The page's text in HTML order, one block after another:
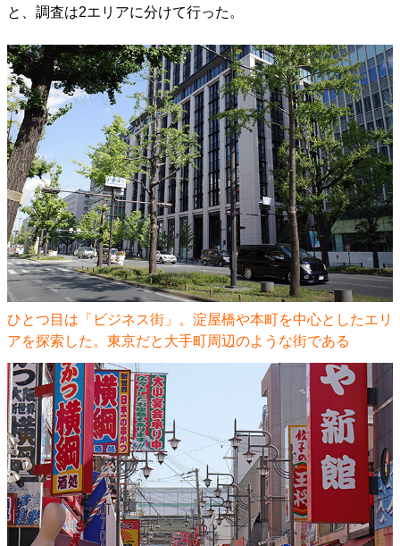
と、調査は2エリアに分けて行った。
ひとつ目は「ビジネス街」。淀屋橋や本町を中心としたエリ
アを探索した。東京だと大手町周辺のような街である